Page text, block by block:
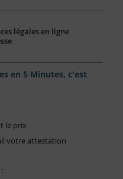
légales en ligne
en 5 Minutes, c'est
le prix
votre attestation